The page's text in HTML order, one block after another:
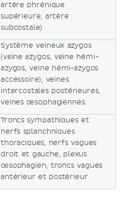
artère phrénique
supérieure, artère
subcostale)
Système veineux azygos
(veine azygos, veine hémi-
azygos, veine hémi-azygos
accessoire), veines
intercostales postérieures,
veines œsophagiennes
Troncs sympathiques et
nerfs splanchniques
thoraciques, nerfs vagues
droit et gauche, plexus
œsophagien, troncs vagues
antérieur et postérieur